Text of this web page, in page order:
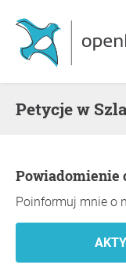
Petycje w
Poinformuj mnie o